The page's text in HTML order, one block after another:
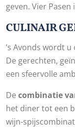
geven. Vier
CULINAIR
’s Avonds wordt
De gerechten,
een sfeervolle
Decombinatie
het diner tot een
wijn-